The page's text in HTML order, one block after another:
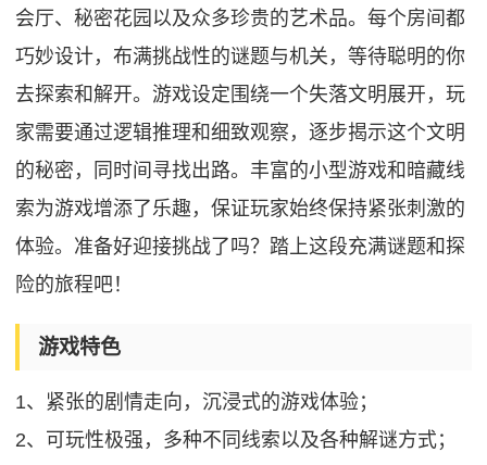
会厅、秘密花园以及众多珍贵的艺术品。每个房间都
巧妙设计，布满挑战性的谜题与机关，等待聪明的你
去探索和解开。游戏设定围绕一个失落文明展开，玩
家需要通过逻辑推理和细致观察，逐步揭示这个文明
的秘密，同时间寻找出路。丰富的小型游戏和暗藏线
索为游戏增添了乐趣，保证玩家始终保持紧张刺激的
体验。准备好迎接挑战了吗？踏上这段充满谜题和探
险的旅程吧！
游戏特色
1、紧张的剧情走向，沉浸式的游戏体验；
2、可玩性极强，多种不同线索以及各种解谜方式；